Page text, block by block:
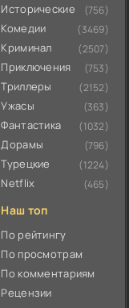
Исторические (756)
Комедии (3469)
Криминал (2507)
Приключения (753)
Триллеры (2152)
Ужасы (363)
Фантастика (1032)
Дорамы (796)
Турецкие (1224)
Netflix (465)
Наш топ
По рейтингу
По просмотрам
По комментариям
Рецензии